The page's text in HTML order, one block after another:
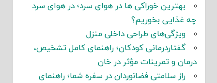
بهترین خوراکی ها در هوای سرد؛ در هوای سرد
چه غذایی بخوریم؟
ویژگی‌های طراحی داخلی منزل
گفتاردرمانی کودکان؛ راهنمای کامل تشخیص،
درمان و تمرینات مؤثر در خان
راز سلامتی فضانوردان در سفره شما؛ راهنمای